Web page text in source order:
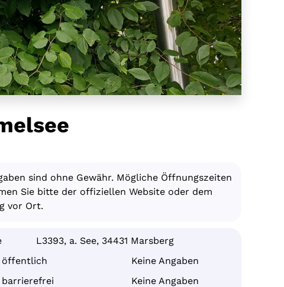
sind ohne Gewähr. Mögliche Öffnungszeiten
Sie bitte der offiziellen Website oder dem
vor Ort.
L3393, a. See, 34431 Marsberg
öffentlich
Keine Angaben
barrierefrei
Keine Angaben